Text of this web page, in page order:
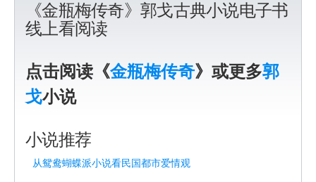
《金瓶梅传奇》郭戈古典小说电子书
线上看阅读
点击阅读《金瓶梅传奇》或更多郭
戈小说
小说推荐
从鸳鸯蝴蝶派小说看民国都市爱情观